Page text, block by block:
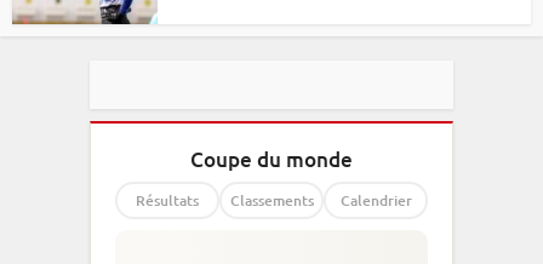
Coupe du monde
Résultats Classements Calendrier